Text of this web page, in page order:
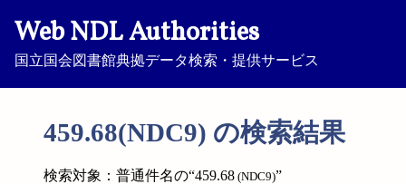
Web NDL Authorities
国立国会図書館典拠データ検索・提供サービス
459.68(NDC9) の検索結果
検索対象：普通件名の“459.68 (NDC9)”